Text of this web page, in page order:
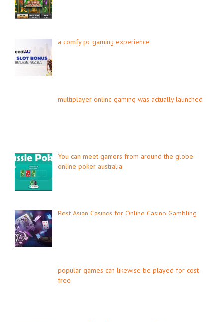
a comfy pc gaming experience
multiplayer online gaming was actually launched
You can meet gamers from around the globe:
online poker australia
Best Asian Casinos for Online Casino Gambling
popular games can likewise be played for cost-
free